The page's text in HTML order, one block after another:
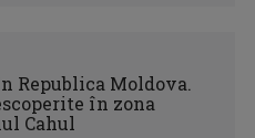
Republica Moldova.
în zona
Cahul